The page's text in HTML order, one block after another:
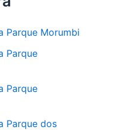
Parque Morumbi
Parque
Parque
Parque dos